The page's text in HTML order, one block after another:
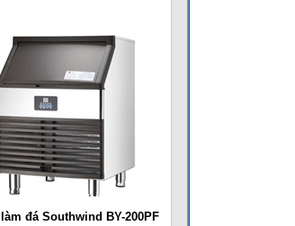
làm đá Southwind BY-200PF